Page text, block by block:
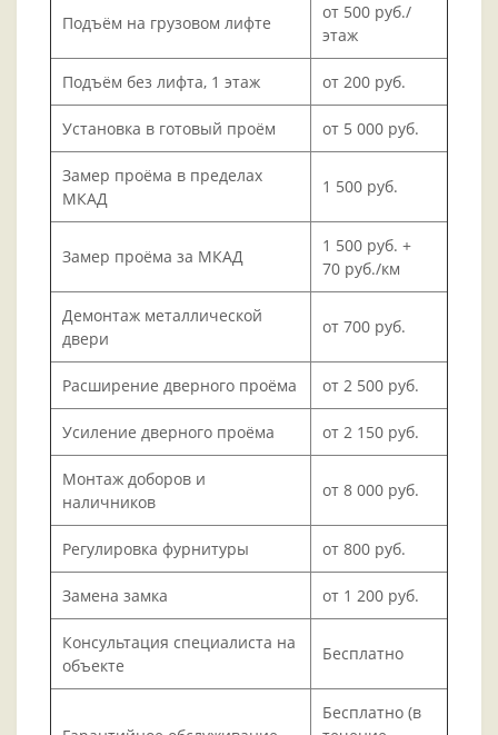
Подъём на грузовом лифте
от 500 руб./
этаж
Подъём без лифта, 1 этаж от 200 руб.
Установка в готовый проём от 5 000 руб.
Замер проёма в пределах
МКАД
1 500 руб.
Замер проёма за МКАД
1 500 руб. +
70 руб./км
Демонтаж металлической
двери
от 700 руб.
Расширение дверного проёма от 2 500 руб.
Усиление дверного проёма от 2 150 руб.
Монтаж доборов и
наличников
от 8 000 руб.
Регулировка фурнитуры от 800 руб.
Замена замка от 1 200 руб.
Консультация специалиста на
объекте
Бесплатно
Бесплатно (в